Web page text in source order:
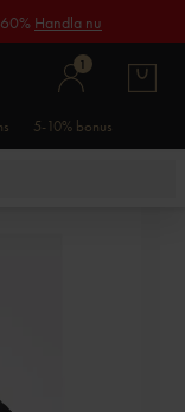
Handla nu
1
5-10% bonus